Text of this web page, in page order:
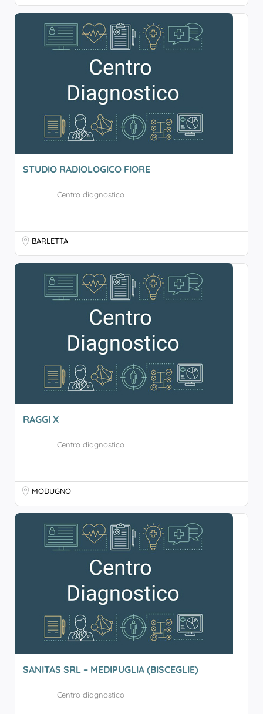
STUDIO RADIOLOGICO FIORE
Centro diagnostico
BARLETTA
RAGGI X
Centro diagnostico
MODUGNO
SANITAS SRL – MEDIPUGLIA (BISCEGLIE)
Centro diagnostico